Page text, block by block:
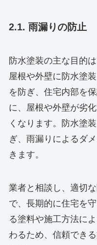
2.1. 雨漏りの防止
防水塗装の主な目的
屋根や外壁に防水塗
を防ぎ、住宅内部を
に、屋根や外壁が劣
くなります。防水塗
ぎ、雨漏りによるダ
きます。
業者と相談し、適切
で、長期的に住宅を
る塗料や施工方法に
わるため、信頼でき